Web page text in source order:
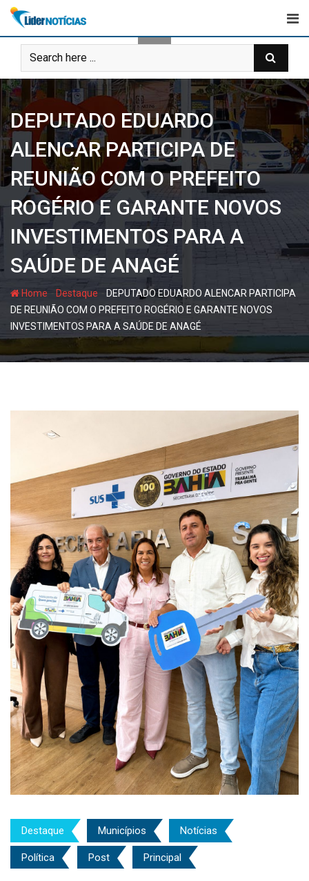
Skip
content
DEPUTADO EDUARDO
ALENCAR PARTICIPA DE
REUNIÃO COM O PREFEITO
ROGÉRIO E GARANTE NOVOS
INVESTIMENTOS PARA A
SAÚDE DE ANAGÉ
Home - Destaque - DEPUTADO EDUARDO ALENCAR PARTICIPA
DE REUNIÃO COM O PREFEITO ROGÉRIO E GARANTE NOVOS
INVESTIMENTOS PARA A SAÚDE DE ANAGÉ
Destaque Municípios Notícias
Política Post Principal